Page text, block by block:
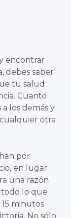
encontrar
debes saber
tu salud
Cuanto
los demás y
otra
por
en lugar
una razón
todo lo que
minutos
No sólo